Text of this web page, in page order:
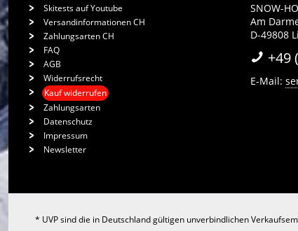
Skitests auf Youtube
Versandinformationen CH
Zahlungsarten CH
FAQ
AGB
Widerrufsrecht
Kauf widerrufen
Zahlungsarten
Datenschutz
Impressum
Newsletter
SNOW-
Am
D-49808
+49
E-Mail:
* UVP sind die in Deutschland gültigen unverbindlichen